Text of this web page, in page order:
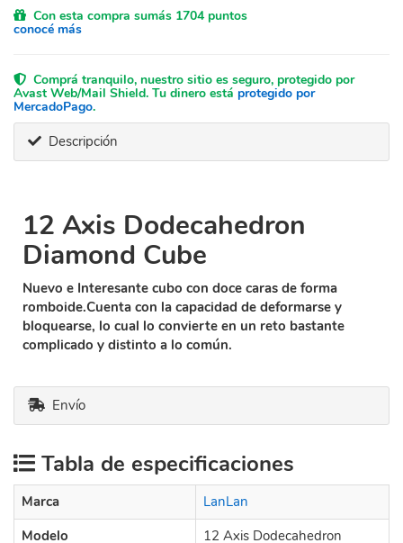
Con esta compra sumás 1704 puntos
conocé más
Comprá tranquilo, nuestro sitio es seguro, protegido por
Avast Web/Mail Shield. Tu dinero está protegido por
MercadoPago.
Descripción
12 Axis Dodecahedron
Diamond Cube
Nuevo e Interesante cubo con doce caras de forma
romboide.Cuenta con la capacidad de deformarse y
bloquearse, lo cual lo convierte en un reto bastante
complicado y distinto a lo común.
Envío
Tabla de especificaciones
Marca
LanLan
Modelo
12 Axis Dodecahedron